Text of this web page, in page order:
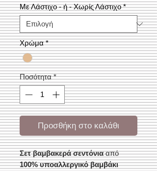
Με Λάστιχο - ή - Χωρίς Λάστιχο *
Χρώμα *
Ποσότητα *
Προσθήκη στο καλάθι
Σετ βαμβακερά σεντόνιααπό
100% υποαλλεργικό βαμβάκι